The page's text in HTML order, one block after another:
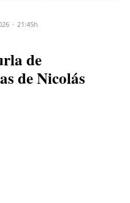
21:45h
de
de Nicolás